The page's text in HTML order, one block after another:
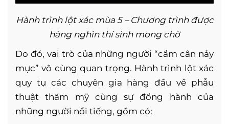
Hành trình lột xác mùa 5 – Chương trình được
hàng nghìn thí sinh mong chờ
Do đó, vai trò của những người “cầm cân nảy
mực” vô cùng quan trọng. Hành trình lột xác
quy tụ các chuyên gia hàng đầu về phẫu
thuật thẩm mỹ cùng sự đồng hành của
những người nổi tiếng, gồm có: